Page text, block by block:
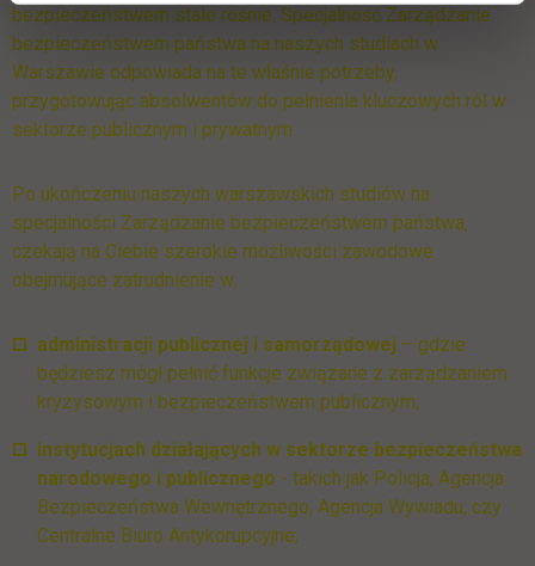
bezpieczeństwem stale rośnie. Specjalność Zarządzanie
bezpieczeństwem państwa na naszych studiach w
Warszawie odpowiada na te właśnie potrzeby,
przygotowując absolwentów do pełnienia kluczowych ról w
sektorze publicznym i prywatnym.
Po ukończeniu naszych warszawskich studiów na
specjalności Zarządzanie bezpieczeństwem państwa,
czekają na Ciebie szerokie możliwości zawodowe
obejmujące zatrudnienie w:
administracji publicznej i samorządowej – gdzie
będziesz mógł pełnić funkcje związane z zarządzaniem
kryzysowym i bezpieczeństwem publicznym;
instytucjach działających w sektorze bezpieczeństwa
narodowego i publicznego - takich jak Policja, Agencja
Bezpieczeństwa Wewnętrznego, Agencja Wywiadu, czy
Centralne Biuro Antykorupcyjne;